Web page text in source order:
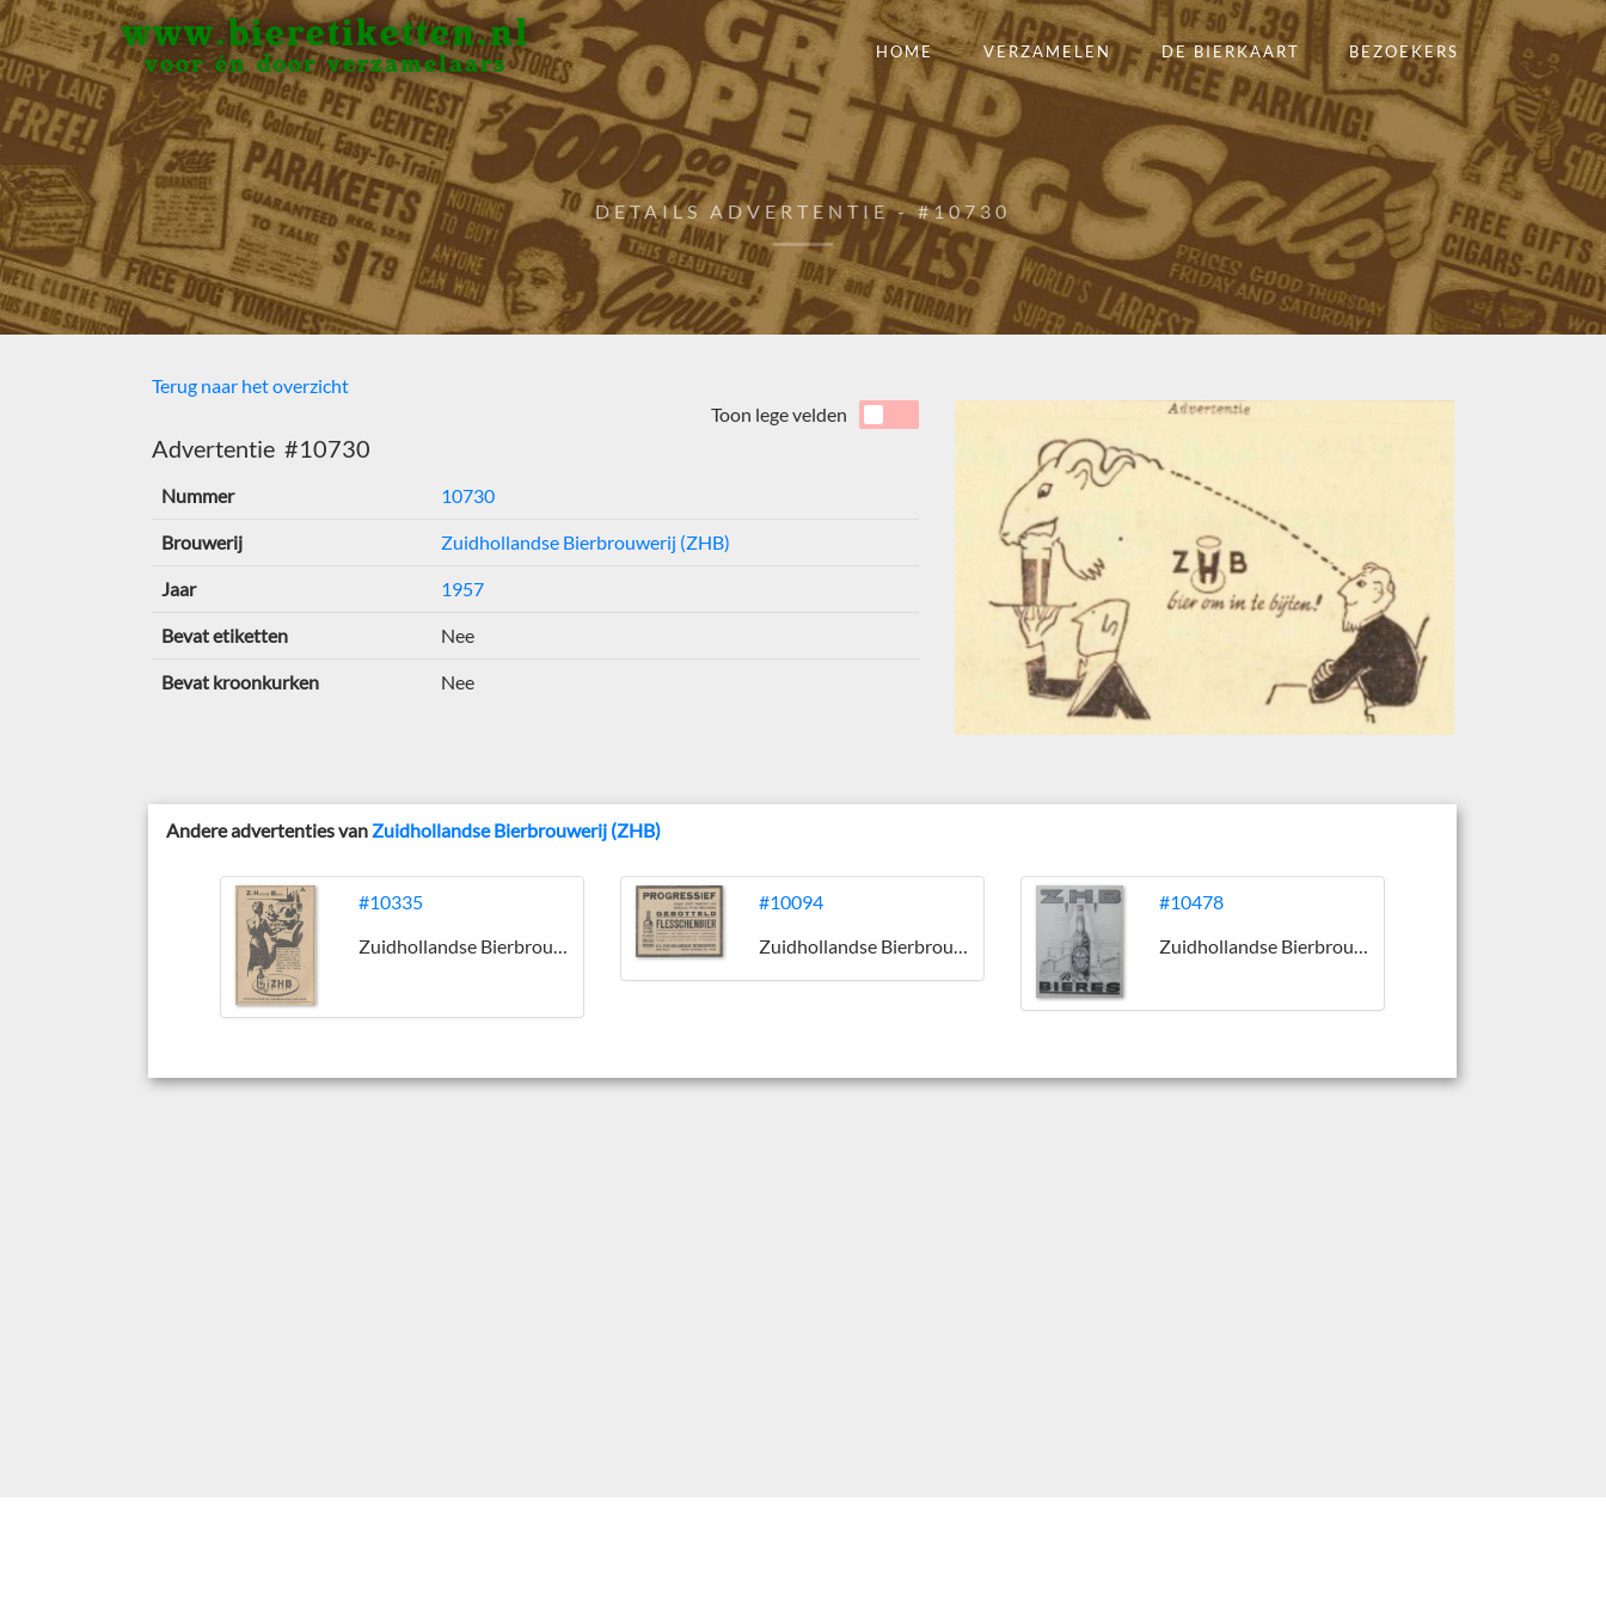
www.bieretiketten.nl
voor én door verzamelaars
HOME VERZAMELEN DE BIERKAART BEZOEKERS
DETAILS ADVERTENTIE - #10730
Terug naar het overzicht
Advertentie #10730
Toon lege velden
Nummer 10730
Brouwerij Zuidhollandse Bierbrouwerij (ZHB)
Jaar 1957
Bevat etiketten Nee
Bevat kroonkurken Nee
Andere advertenties vanZuidhollandse Bierbrouwerij (ZHB)
#10335
Zuidhollandse Bierbrouwerij (ZHB)
#10094
Zuidhollandse Bierbrouwerij (ZHB)
#10478
Zuidhollandse Bierbrouwerij (ZHB)